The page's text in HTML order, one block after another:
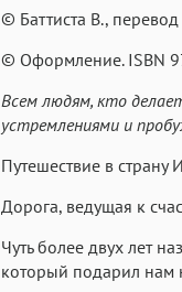
© Баттиста В.,
© Оформление. ISBN
Всем людям, кто
устремлениями и
Путешествие в страну
Дорога, ведущая к
Чуть более двух лет
который подарил нам